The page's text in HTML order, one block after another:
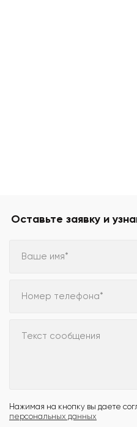
Оставьте заявку и
Ваше имя*
Номер телефона*
Текст сообщения
Нажимая на кнопку вы даете
персональных данных